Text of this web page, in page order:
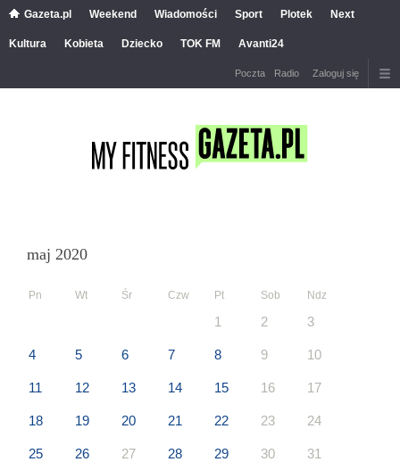
Gazeta.pl Weekend Wiadomości Sport Plotek Next
Kultura Kobieta Dziecko TOK FM Avanti24
Poczta Radio Zaloguj się
maj 2020
Pn Wt Śr Czw Pt Sob Ndz
1 2 3
4 5 6 7 8 9 10
11 12 13 14 15 16 17
18 19 20 21 22 23 24
25 26 27 28 29 30 31